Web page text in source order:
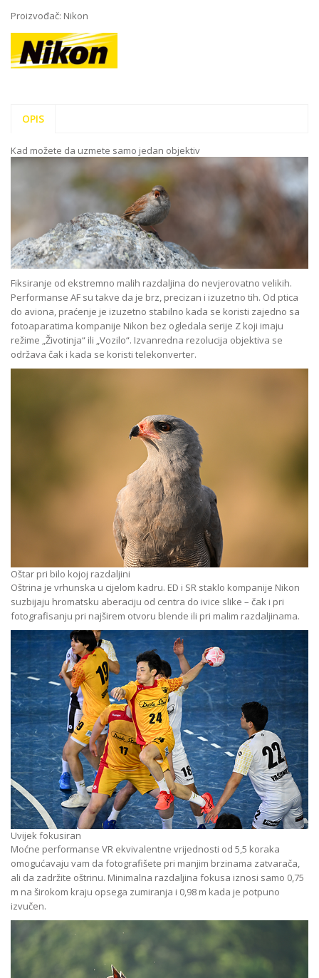
Proizvođač: Nikon
OPIS
Kad možete da uzmete samo jedan objektiv
Fiksiranje od ekstremno malih razdaljina do nevjerovatno velikih.
Performanse AF su takve da je brz, precizan i izuzetno tih. Od ptica
do aviona, praćenje je izuzetno stabilno kada se koristi zajedno sa
fotoaparatima kompanije Nikon bez ogledala serije Z koji imaju
režime „Životinja“ ili „Vozilo“. Izvanredna rezolucija objektiva se
održava čak i kada se koristi telekonverter.
Oštar pri bilo kojoj razdaljini
Oštrina je vrhunska u cijelom kadru. ED i SR staklo kompanije Nikon
suzbijaju hromatsku aberaciju od centra do ivice slike – čak i pri
fotografisanju pri najširem otvoru blende ili pri malim razdaljinama.
Uvijek fokusiran
Moćne performanse VR ekvivalentne vrijednosti od 5,5 koraka
omogućavaju vam da fotografišete pri manjim brzinama zatvarača,
ali da zadržite oštrinu. Minimalna razdaljina fokusa iznosi samo 0,75
m na širokom kraju opsega zumiranja i 0,98 m kada je potpuno
izvučen.